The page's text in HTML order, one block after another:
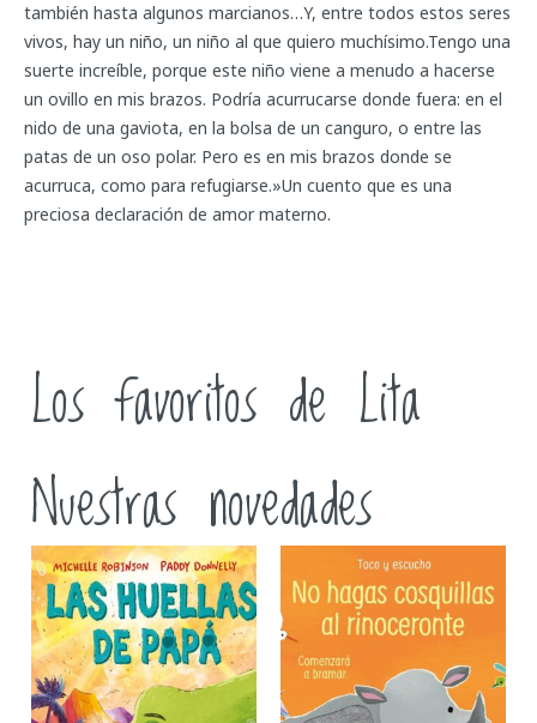
también hasta algunos marcianos…Y, entre todos estos seres
vivos, hay un niño, un niño al que quiero muchísimo.Tengo una
suerte increíble, porque este niño viene a menudo a hacerse
un ovillo en mis brazos. Podría acurrucarse donde fuera: en el
nido de una gaviota, en la bolsa de un canguro, o entre las
patas de un oso polar. Pero es en mis brazos donde se
acurruca, como para refugiarse.»Un cuento que es una
preciosa declaración de amor materno.
Los favoritos de Lita
Nuestras novedades